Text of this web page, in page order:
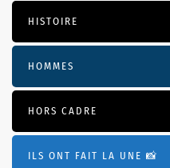
HISTOIRE
HOMMES
HORS CADRE
ILS ONT FAIT LA UNE 📸